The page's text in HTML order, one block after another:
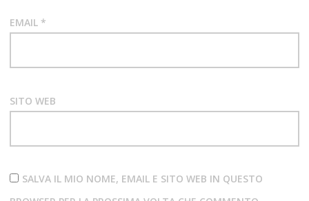
EMAIL *
SITO WEB
SALVA IL MIO NOME, EMAIL E SITO WEB IN QUESTO